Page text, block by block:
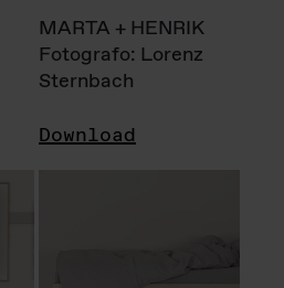
MARTA + HENRIK
Fotografo: Lorenz
Sternbach
Download